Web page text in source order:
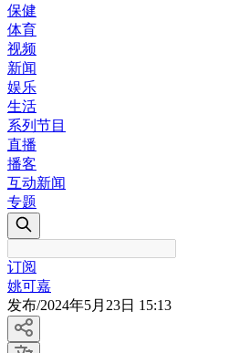
保健
体育
视频
新闻
娱乐
生活
系列节目
直播
播客
互动新闻
专题
订阅
姚可嘉
发布/2024年5月23日 15:13